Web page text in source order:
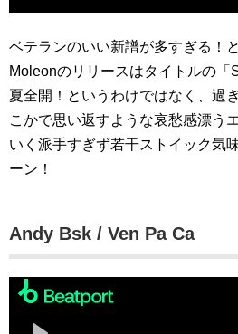
ベテランのいい新譜が多すぎる！
Moleonのリリースはタイトルの「
夏全開！というわけではなく、過
こかで思い返すような哀愁感漂う
いく派手すぎず若干ストイック気
ーン！
Andy Bsk / Ven Pa Ca